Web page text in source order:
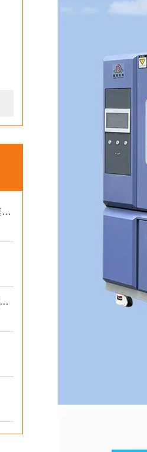
2026年快速温变试验箱采购避坑：速率、工况与合规选型逻辑
快速温变试验箱在材料性能测试中的重要作用